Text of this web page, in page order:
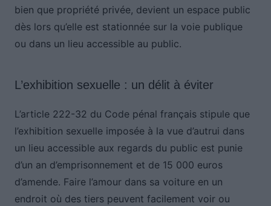
bien que propriété privée, devient un espace public
dès lors qu’elle est stationnée sur la voie publique
ou dans un lieu accessible au public.
L’exhibition sexuelle : un délit à éviter
L’article 222-32 du Code pénal français stipule que
l’exhibition sexuelle imposée à la vue d’autrui dans
un lieu accessible aux regards du public est punie
d’un an d’emprisonnement et de 15 000 euros
d’amende. Faire l’amour dans sa voiture en un
endroit où des tiers peuvent facilement voir ou